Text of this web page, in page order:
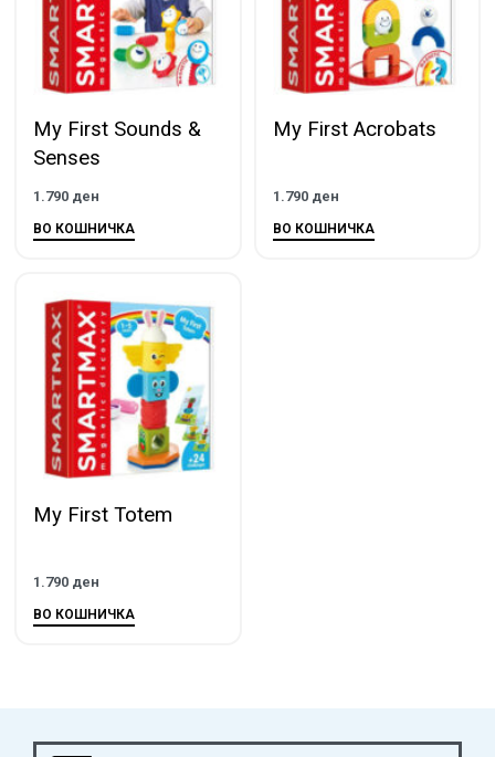
My First Sounds &
Senses
1.790 ден
ВО КОШНИЧКА
My First Acrobats
1.790 ден
ВО КОШНИЧКА
My First Totem
1.790 ден
ВО КОШНИЧКА